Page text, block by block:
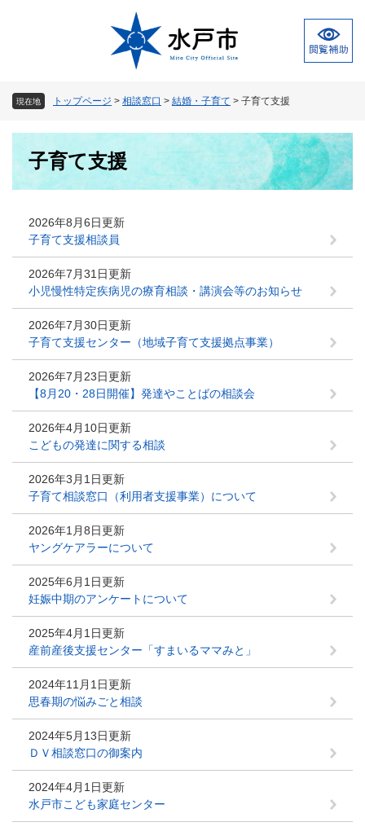
現在地 トップページ > 相談窓口 > 結婚・子育て > 子育て支援
子育て支援
2026年8月6日更新
子育て支援相談員
2026年7月31日更新
小児慢性特定疾病児の療育相談・講演会等のお知らせ
2026年7月30日更新
子育て支援センター（地域子育て支援拠点事業）
2026年7月23日更新
【8月20・28日開催】発達やことばの相談会
2026年4月10日更新
こどもの発達に関する相談
2026年3月1日更新
子育て相談窓口（利用者支援事業）について
2026年1月8日更新
ヤングケアラーについて
2025年6月1日更新
妊娠中期のアンケートについて
2025年4月1日更新
産前産後支援センター「すまいるママみと」
2024年11月1日更新
思春期の悩みごと相談
2024年5月13日更新
ＤＶ相談窓口の御案内
2024年4月1日更新
水戸市こども家庭センター